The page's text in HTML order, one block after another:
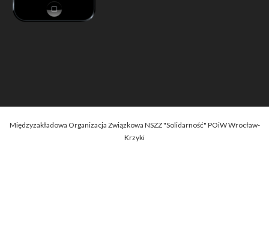
Międzyzakładowa Organizacja Związkowa NSZZ "Solidarność" POiW Wrocław-
Krzyki